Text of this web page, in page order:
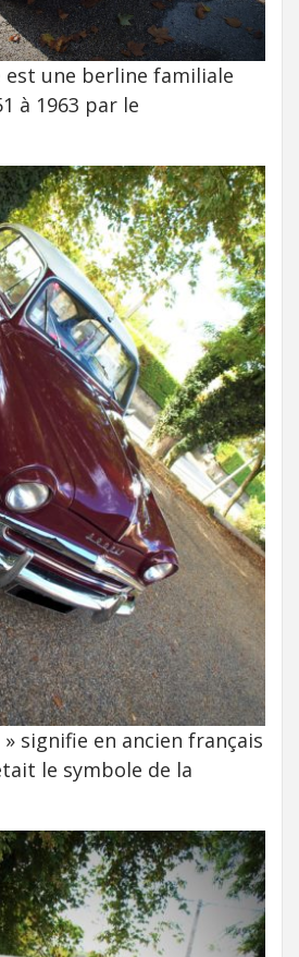
est une berline familiale
à 1963 par le
signifie en ancien français
le symbole de la